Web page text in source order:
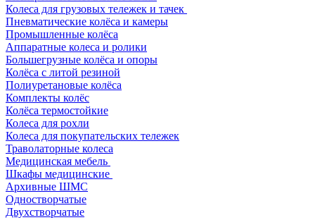
Колеса для грузовых тележек и тачек
Пневматические колёса и камеры
Промышленные колёса
Аппаратные колеса и ролики
Большегрузные колёса и опоры
Колёса с литой резиной
Полиуретановые колёса
Комплекты колёс
Колёса термостойкие
Колеса для рохли
Колеса для покупательских тележек
Траволаторные колеса
Медицинская мебель
Шкафы медицинские
Архивные ШМС
Одностворчатые
Двухстворчатые